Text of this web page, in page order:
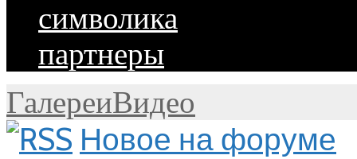
символика
партнеры
ГалереиВидео
Новое на форуме